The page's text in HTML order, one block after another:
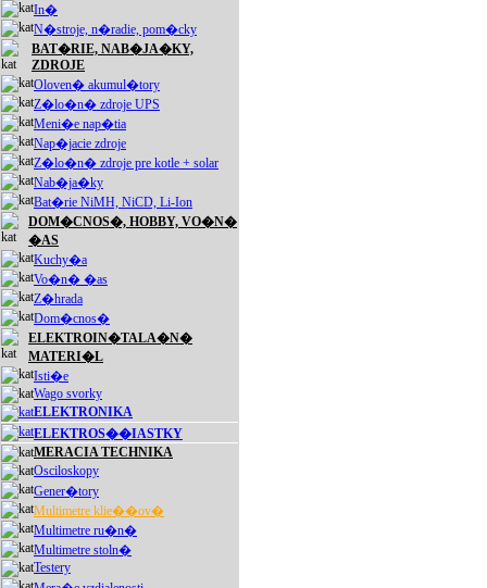
In�
N�stroje, n�radie, pom�cky
BAT�RIE, NAB�JA�KY,
ZDROJE
Oloven� akumul�tory
Z�lo�n� zdroje UPS
Meni�e nap�tia
Nap�jacie zdroje
Z�lo�n� zdroje pre kotle + solar
Nab�ja�ky
Bat�rie NiMH, NiCD, Li-Ion
DOM�CNOS�, HOBBY, VO�N�
�AS
Kuchy�a
Vo�n� �as
Z�hrada
Dom�cnos�
ELEKTROIN�TALA�N�
MATERI�L
Isti�e
Wago svorky
ELEKTRONIKA
ELEKTROS��IASTKY
MERACIA TECHNIKA
Osciloskopy
Gener�tory
Multimetre klie��ov�
Multimetre ru�n�
Multimetre stoln�
Testery